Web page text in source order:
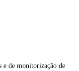
e de monitorização de